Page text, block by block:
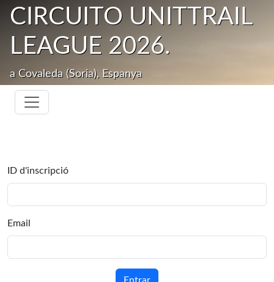
CIRCUITO UNITTRAIL
LEAGUE 2026.
a Covaleda (Soria), Espanya
ID d'inscripció
Email